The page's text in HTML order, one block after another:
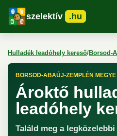
szelektív .hu
Hulladék leadóhely kereső/Borsod-
BORSOD-ABAÚJ-ZEMPLÉN MEGYE
Ároktő
leadóhely
Találd meg a